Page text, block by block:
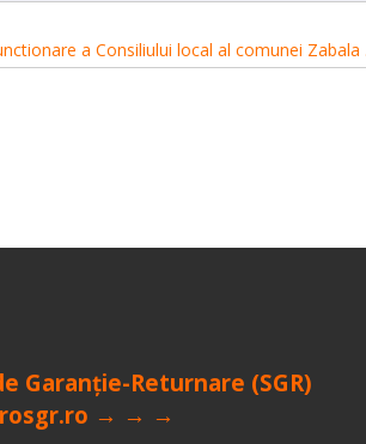
a Consiliului local al comunei Zabala
Garanție-Returnare (SGR)
→ → →